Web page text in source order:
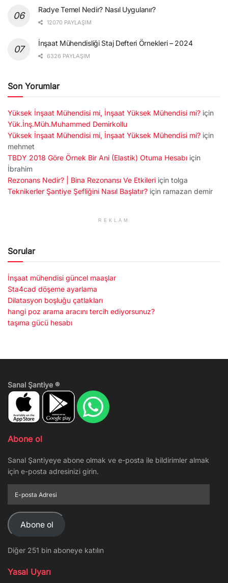
Radye Temel Nedir? Nasıl Uygulanır?
12070 PAYLAŞIM
İnşaat Mühendisliği Staj Defteri Örnekleri – 2024
6326 PAYLAŞIM
Son Yorumlar
Yüksek İnşaat Mühendisi mi, İnşaat Yüksek Mühendisi mi? için
Yük.İnş.Müh.Muhammed Demirkollu
Yüksek İnşaat Mühendisi mi, İnşaat Yüksek Mühendisi mi? için
mehmet
TBDY 2018 Göre Örnek Bir Ani (Elastik) Otuma Hesabı için
İbrahim
Rezonans Nedir? | Bina Rezonansı Ve Etkileri için tolga
Teknikerler Şantiye Şefliğini Nasıl Başlatır? için ramazan demir
REKLAM
Sorular
İnşaat mühendisi güncel maaşlar
Sta4cad döşeme ayarlama
Dilatasyon boşluğu çatlakları
hangi poz arama aracını tercih ediyorsunuz?
taşıma gücü hesabı
Sanal Şantiye ®
Abone ol
Sanal Şantiyeye abone olmak ve e-posta ile bildirimler almak
için e-posta adresinizi girin.
posta
Adresi
Abone ol
Diğer 251 bin aboneye katılın
Yasal Uyarı